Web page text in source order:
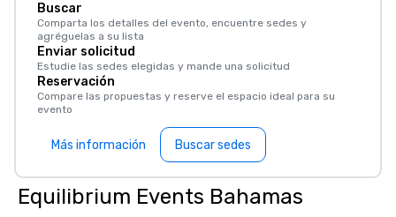
Buscar
Comparta los detalles del evento, encuentre sedes y
agréguelas a su lista
Enviar solicitud
Estudie las sedes elegidas y mande una solicitud
Reservación
Compare las propuestas y reserve el espacio ideal para su
evento
Más información Buscar sedes
Equilibrium Events Bahamas